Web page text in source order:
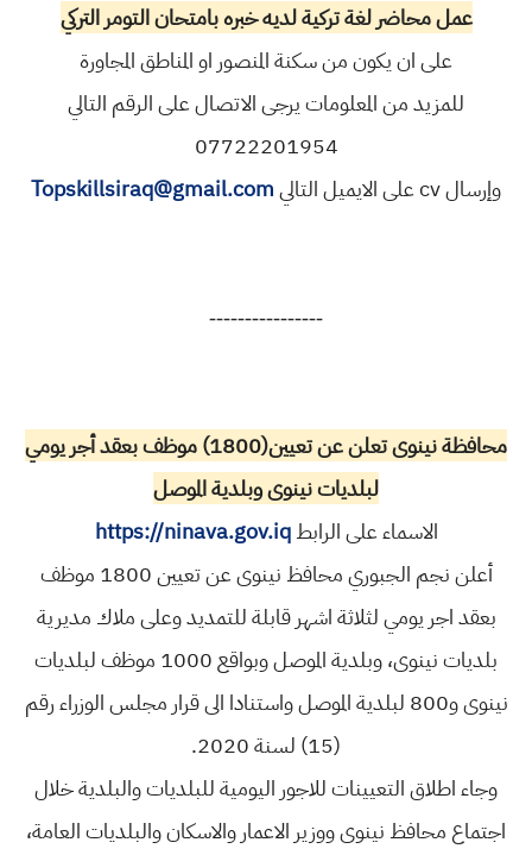
عمل محاضر لغة تركية لديه خبره بامتحان التومر التركي
على ان يكون من سكنة المنصور او المناطق المجاورة
للمزيد من المعلومات يرجى الاتصال على الرقم التالي
07722201954
وإرسال cv على الايميل التالي
Topskillsiraq@gmail.com
----------------
محافظة نينوى تعلن عن تعيين(1800) موظف بعقد أجر يومي
لبلديات نينوى وبلدية الموصل
الاسماء على الرابطhttps://ninava.gov.iq
أعلن نجم الجبوري محافظ نينوى عن تعيين 1800 موظف
بعقد اجر يومي لثلاثة اشهر قابلة للتمديد وعلى ملاك مديرية
بلديات نينوى، وبلدية الموصل وبواقع 1000 موظف لبلديات
نينوى و800 لبلدية الموصل واستنادا الى قرار مجلس الوزراء رقم
(15) لسنة 2020.
وجاء اطلاق التعيينات للاجور اليومية للبلديات والبلدية خلال
اجتماع محافظ نينوى ووزير الاعمار والاسكان والبلديات العامة،